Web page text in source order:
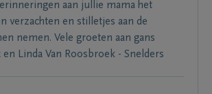
aan jullie mama het
verzachten en stilletjes aan de
nemen. Vele groeten aan gans
Linda Van Roosbroek - Snelders